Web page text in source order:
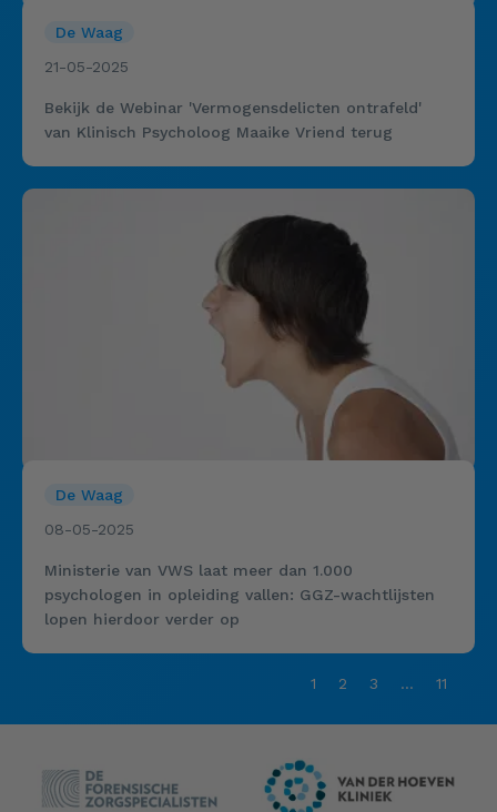
De Waag
21-05-2025
Bekijk de Webinar 'Vermogensdelicten ontrafeld'
van Klinisch Psycholoog Maaike Vriend terug
De Waag
08-05-2025
Ministerie van VWS laat meer dan 1.000
psychologen in opleiding vallen: GGZ-wachtlijsten
lopen hierdoor verder op
1 2 3 … 11